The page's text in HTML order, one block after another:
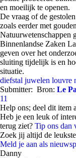
en moeilijk te openen.
De vraag of de
zoals eerder met
Natuurwetenschappen
Binnenlandse Zaken
geven over het
sluiting tijdelijk is en
situatie.
diefstal juwelen louvre
Submitter: Bron: Le
11
Help ons; deel dit item
Heb je een leuk of
terug ziet? Tip ons dan
Zoek jij altijd de
Meld je aan als
Danny